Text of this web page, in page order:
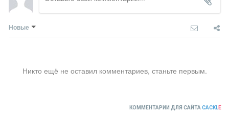
Новые
Никто ещё не оставил комментариев, станьте первым.
КОММЕНТАРИИ ДЛЯ САЙТА CACKLE